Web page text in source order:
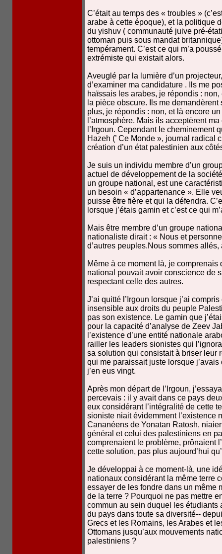
C’était au temps des « troubles »
arabe à cette époque), et la politique
du yishuv ( communauté juive pré-
ottoman puis sous mandat
tempérament. C’est ce qui m’a
extrémiste qui existait alors.
Aveuglé par la lumière d’un
d’examiner ma candidature . Ils me
haïssais les arabes, je répondis :
la pièce obscure. Ils me
plus, je répondis : non, et là encore
l’atmosphère. Mais ils acceptèrent
l’Irgoun. Cependant le cheminement
Hazeh (’ Ce Monde », journal radical
création d’un état palestinien aux
Je suis un individu membre d’un
actuel de développement de la
un groupe national, est une
un besoin « d’appartenance ». Elle
puisse être fière et qui la défendra.
lorsque j’étais gamin et c’est ce qui
Mais être membre d’un groupe
nationaliste dirait : « Nous et
d’autres peuples.Nous sommes
Même à ce moment là, je comprenais
national pouvait avoir conscience de
respectant celle des autres.
J’ai quitté l’Irgoun lorsque j’ai
insensible aux droits du peuple
pas son existence. Le gamin que
pour la capacité d’analyse de Zeev
l’existence d’une entité nationale
railler les leaders sionistes qui
sa solution qui consistait à briser leur
qui me paraissait juste lorsque
j’en eus vingt.
Après mon départ de l’Irgoun,
percevais : il y avait dans ce pays
eux considérant l’intégralité de cette
sioniste niait évidemment l’existence
Cananéens de Yonatan Ratosh,
général et celui des palestiniens en
comprenaient le problème, prônaient
cette solution, pas plus aujourd’hui
Je développai à ce moment-là, une
nationaux considérant la même terre
essayer de les fondre dans un même
de la terre ? Pourquoi ne pas mettre
commun au sein duquel les étudiants
du pays dans toute sa diversité--
Grecs et les Romains, les Arabes et
Ottomans jusqu’aux mouvements
palestiniens ?